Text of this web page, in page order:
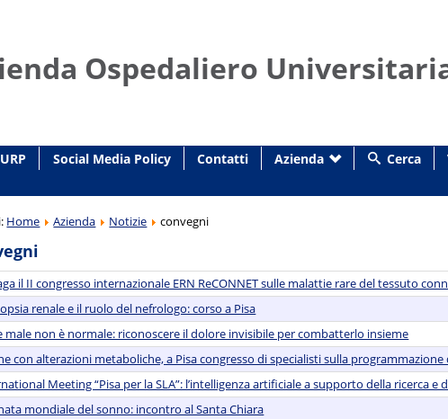
Ospedaliero
URP Social Media Policy Contatti Azienda Cerca
Home Azienda Notizie convegni
il II congresso internazionale ERN ReCONNET sulle malattie rare del tessuto
renale e il ruolo del nefrologo: corso a Pisa
male non è normale: riconoscere il dolore invisibile per combatterlo insieme
con alterazioni metaboliche, a Pisa congresso di specialisti sulla programmazione
Meeting “Pisa per la SLA”: l’intelligenza artificiale a supporto della ricerca
mondiale del sonno: incontro al Santa Chiara